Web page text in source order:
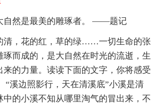
自然是最美的雕琢者。 ——题记
清，花的红，草的绿……一切生命的张
琢而成的，是大自然在时光的流逝，生
来的力量。读读下面的文字，你将感受
“溪边照影行，天在清溪底”小溪是清
中的小溪不知从哪里淘气的冒出来，不